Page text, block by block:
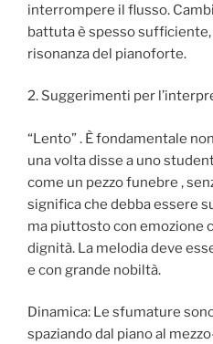
interrompere il flusso.
battuta è spesso
risonanza del pianoforte.
2. Suggerimenti per
“Lento” . È fondamentale
una volta disse a uno
come un pezzo funebre ,
significa che debba essere
ma piuttosto con emozione
dignità. La melodia deve
e con grande nobiltà.
Dinamica: Le sfumature
spaziando dal piano al